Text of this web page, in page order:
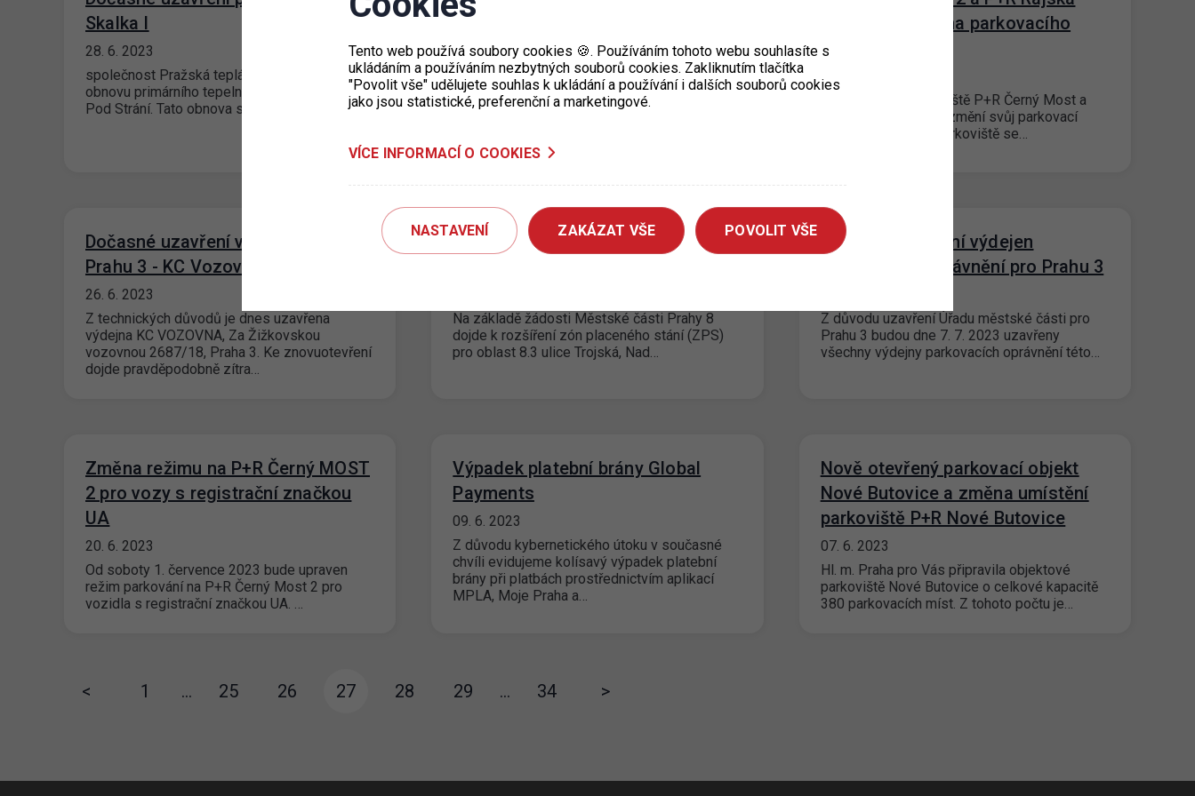
Skalka I
28. 6. 2023
společnost Pražská teplárenská a.s. připravuje
obnovu primárního tepelného vedení v ulici
Pod Strání. Tato obnova se bude týkat i námi…
svátku 5. 7. a 6. 7. 2023
28. 6. 2023
Dne 5. 7. a 6. 7. 2023 bude ve
smíšených/fialových a
návštěvnických/oranžových parkovacích
započaté stání…
zahrada – Změna parkovacího
režimu
27. 6. 2023
Od 1. 7. 2023 parkoviště P+R Černý Most a
P+R Rajská zahrada změní svůj parkovací
režim na „Placené parkoviště se…
Dočasné uzavření výdejny pro
Prahu 3 - KC Vozovna
26. 6. 2023
Z technických důvodů je dnes uzavřena
výdejna KC VOZOVNA, Za Žižkovskou
vozovnou 2687/18, Praha 3. Ke znovuotevření
dojde pravděpodobně zítra…
Rozšíření zón placeného stání
Na základě žádosti Městské části Prahy 8
dojde k rozšíření zón placeného stání (ZPS)
pro oblast 8.3 ulice Trojská, Nad…
Dočasné uzavření výdejen
parkovacích oprávnění pro Prahu 3
Z důvodu uzavření Úřadu městské části pro
Prahu 3 budou dne 7. 7. 2023 uzavřeny
všechny výdejny parkovacích oprávnění této…
Změna režimu na P+R Černý MOST
2 pro vozy s registrační značkou
UA
20. 6. 2023
Od soboty 1. července 2023 bude upraven
režim parkování na P+R Černý Most 2 pro
vozidla s registrační značkou UA. …
Výpadek platební brány Global
Payments
09. 6. 2023
Z důvodu kybernetického útoku v současné
chvíli evidujeme kolísavý výpadek platební
brány při platbách prostřednictvím aplikací
MPLA, Moje Praha a…
Nově otevřený parkovací objekt
Nové Butovice a změna umístění
parkoviště P+R Nové Butovice
07. 6. 2023
Hl. m. Praha pro Vás připravila objektové
parkoviště Nové Butovice o celkové kapacitě
380 parkovacích míst. Z tohoto počtu je…
< 1 … 25 26 27 28 29 … 34 >
Tento web používá soubory cookies 🍪. Používáním tohoto webu souhlasíte s
ukládáním a používáním nezbytných souborů cookies. Zakliknutím tlačítka
"Povolit vše" udělujete souhlas k ukládání a používání i dalších souborů cookies
jako jsou statistické, preferenční a marketingové.
VÍCE INFORMACÍ O COOKIES
NASTAVENÍ ZAKÁZAT VŠE POVOLIT VŠE